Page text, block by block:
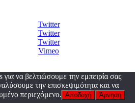
Twitter
Twitter
Twitter
Vimeo
να βελτιώσουμε την εμπειρία σας
την επισκεψιμότητα και να
περιεχόμενο. Αποδοχή
Άρνηση